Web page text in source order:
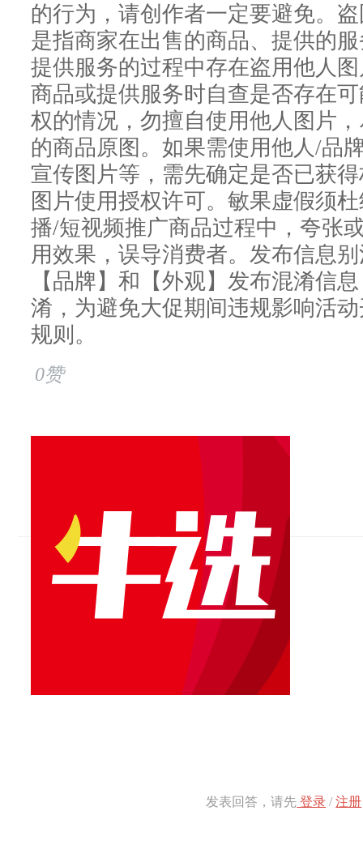
的行为，请创作者一定要避免。
是指商家在出售的商品、提供的
提供服务的过程中存在盗用他人
商品或提供服务时自查是否存在
权的情况，勿擅自使用他人图片
的商品原图。如果需使用他人/品
宣传图片等，需先确定是否已获
图片使用授权许可。敏果虚假须
播/短视频推广商品过程中，夸张
用效果，误导消费者。发布信息
【品牌】和【外观】发布混淆信
淆，为避免大促期间违规影响活
规则。
0赞
发表回答，请先 登录 /注册